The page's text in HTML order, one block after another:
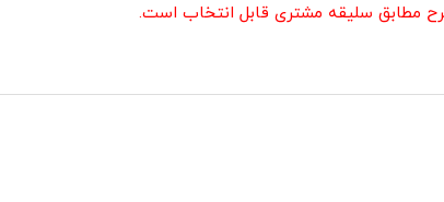
مطابق سلیقه مشتری قابل انتخاب است.